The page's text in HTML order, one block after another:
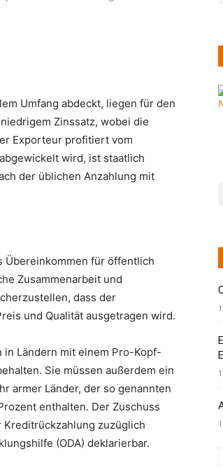
Umfang abdeckt, liegen für den
Zinssatz, wobei die
Exporteur profitiert vom
wird, ist staatlich
der üblichen Anzahlung mit
Übereinkommen für öffentlich
Zusammenarbeit und
dass der
und Qualität ausgetragen wird.
in Ländern mit einem Pro-Kopf-
Sie müssen außerdem ein
armer Länder, der so genannten
enthalten. Der Zuschuss
zuzüglich
(ODA) deklarierbar.